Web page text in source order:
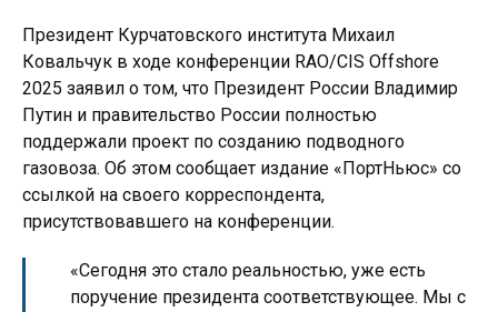
Президент Курчатовского института Михаил
Ковальчук в ходе конференции RAO/CIS Offshore
2025 заявил о том, что Президент России Владимир
Путин и правительство России полностью
поддержали проект по созданию подводного
газовоза. Об этом сообщает издание «ПортНьюс» со
ссылкой на своего корреспондента,
присутствовавшего на конференции.
«Сегодня это стало реальностью, уже есть
поручение президента соответствующее. Мы с